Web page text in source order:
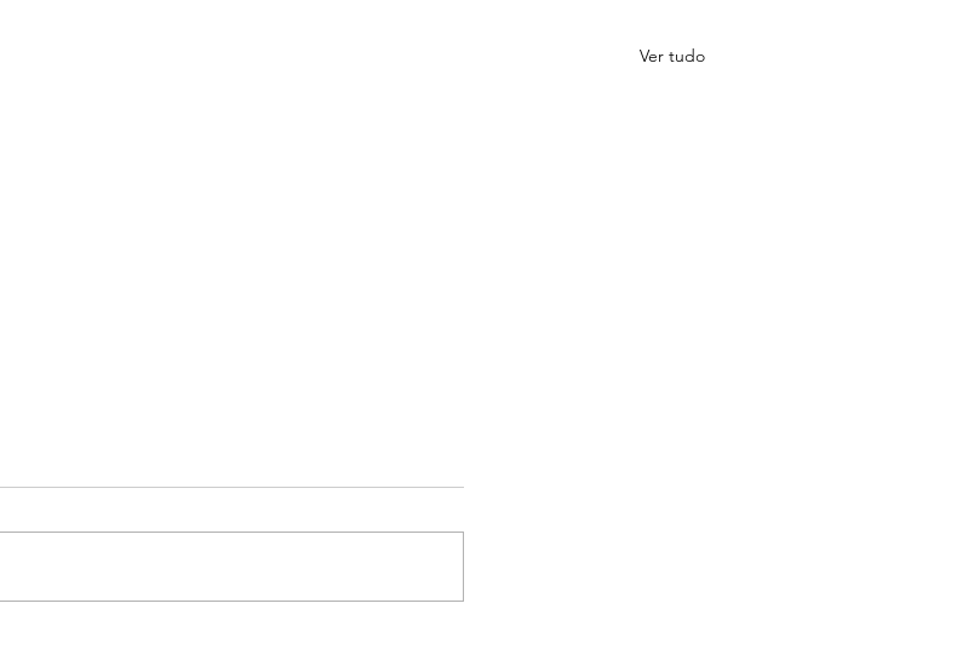
Ver tudo